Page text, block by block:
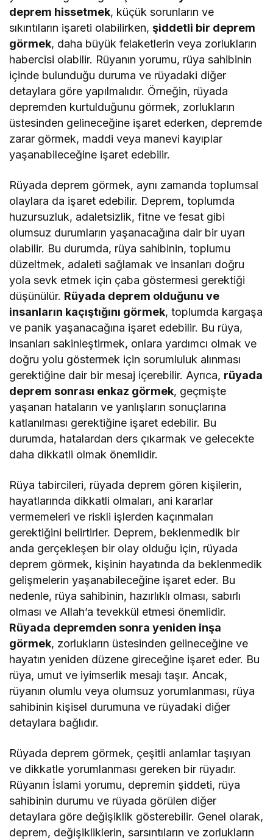
deprem hissetmek, küçük sorunların ve
sıkıntıların işareti olabilirken,şiddetli bir deprem
görmek, daha büyük felaketlerin veya zorlukların
habercisi olabilir. Rüyanın yorumu, rüya sahibinin
içinde bulunduğu duruma ve rüyadaki diğer
detaylara göre yapılmalıdır. Örneğin, rüyada
depremden kurtulduğunu görmek, zorlukların
üstesinden gelineceğine işaret ederken, depremde
zarar görmek, maddi veya manevi kayıplar
yaşanabileceğine işaret edebilir.
Rüyada deprem görmek, aynı zamanda toplumsal
olaylara da işaret edebilir. Deprem, toplumda
huzursuzluk, adaletsizlik, fitne ve fesat gibi
olumsuz durumların yaşanacağına dair bir uyarı
olabilir. Bu durumda, rüya sahibinin, toplumu
düzeltmek, adaleti sağlamak ve insanları doğru
yola sevk etmek için çaba göstermesi gerektiği
düşünülür. Rüyada deprem olduğunu ve
insanların kaçıştığını görmek, toplumda kargaşa
ve panik yaşanacağına işaret edebilir. Bu rüya,
insanları sakinleştirmek, onlara yardımcı olmak ve
doğru yolu göstermek için sorumluluk alınması
gerektiğine dair bir mesaj içerebilir. Ayrıca, rüyada
deprem sonrası enkaz görmek, geçmişte
yaşanan hataların ve yanlışların sonuçlarına
katlanılması gerektiğine işaret edebilir. Bu
durumda, hatalardan ders çıkarmak ve gelecekte
daha dikkatli olmak önemlidir.
Rüya tabircileri, rüyada deprem gören kişilerin,
hayatlarında dikkatli olmaları, ani kararlar
vermemeleri ve riskli işlerden kaçınmaları
gerektiğini belirtirler. Deprem, beklenmedik bir
anda gerçekleşen bir olay olduğu için, rüyada
deprem görmek, kişinin hayatında da beklenmedik
gelişmelerin yaşanabileceğine işaret eder. Bu
nedenle, rüya sahibinin, hazırlıklı olması, sabırlı
olması ve Allah’a tevekkül etmesi önemlidir.
Rüyada depremden sonra yeniden inşa
görmek, zorlukların üstesinden gelineceğine ve
hayatın yeniden düzene gireceğine işaret eder. Bu
rüya, umut ve iyimserlik mesajı taşır. Ancak,
rüyanın olumlu veya olumsuz yorumlanması, rüya
sahibinin kişisel durumuna ve rüyadaki diğer
detaylara bağlıdır.
Rüyada deprem görmek, çeşitli anlamlar taşıyan
ve dikkatle yorumlanması gereken bir rüyadır.
Rüyanın İslami yorumu, depremin şiddeti, rüya
sahibinin durumu ve rüyada görülen diğer
detaylara göre değişiklik gösterebilir. Genel olarak,
deprem, değişikliklerin, sarsıntıların ve zorlukların